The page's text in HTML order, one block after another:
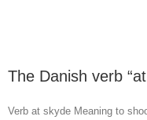
The Danish verb
Verb at skyde Meaning to